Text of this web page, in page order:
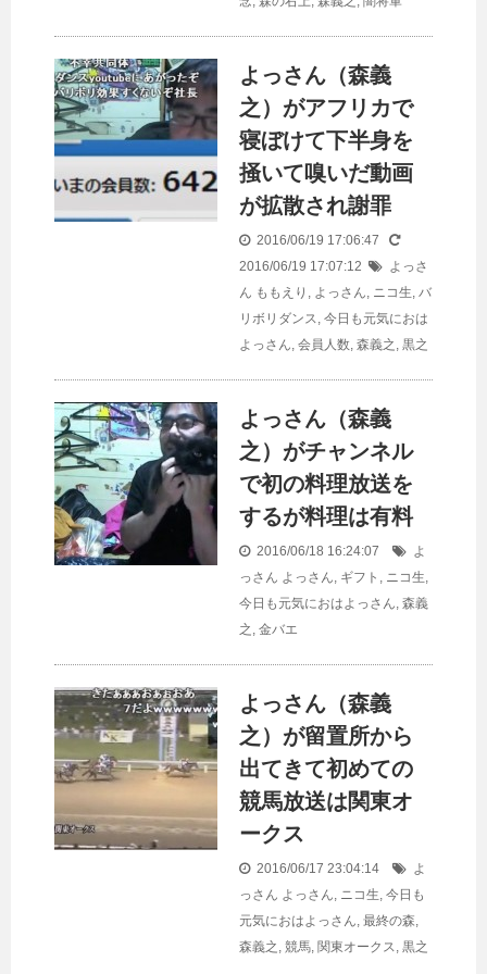
よっさん（森義
之）がアフリカで
寝ぼけて下半身を
掻いて嗅いだ動画
が拡散され謝罪
2016/06/19 17:06:47
2016/06/19 17:07:12
よっさ
ん ももえり , よっさん, ニコ生, バ
リボリダンス, 今日も元気におは
よっさん, 会員人数, 森義之 , 黒之
よっさん（森義
之）がチャンネル
で初の料理放送を
するが料理は有料
2016/06/18 16:24:07
よ
っさん よっさん, ギフト , ニコ生,
今日も元気におはよっさん, 森義
之 , 金バエ
よっさん（森義
之）が留置所から
出てきて初めての
競馬放送は関東オ
ークス
2016/06/17 23:04:14
よ
っさん よっさん, ニコ生, 今日も
元気におはよっさん, 最終の森,
森義之 , 競馬, 関東オークス, 黒之